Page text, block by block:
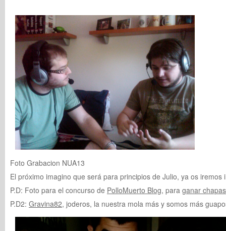
Foto Grabacion NUA13
El próximo imagino que será para principios de Julio, ya os iremos
P.D: Foto para el concurso de PolloMuerto Blog, para ganar
P.D2: Gravina82, joderos, la nuestra mola más y somos más